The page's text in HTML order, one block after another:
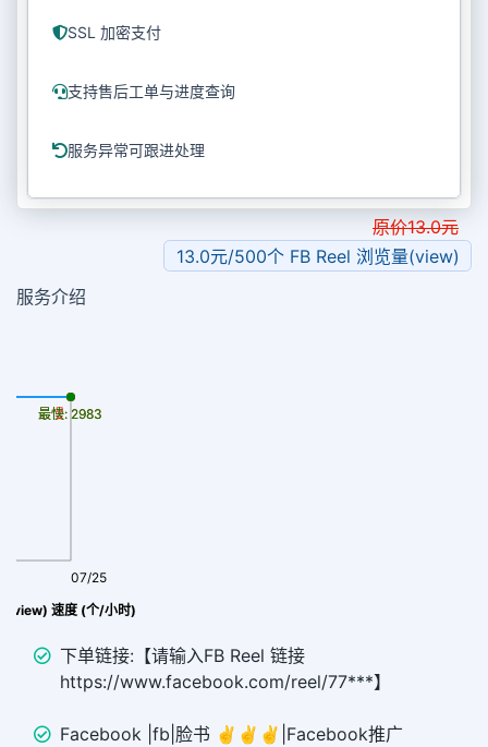
SSL 加密支付
支持售后工单与进度查询
服务异常可跟进处理
原价13.0元
13.0元/500个 FB Reel 浏览量(view)
服务介绍
(view) 速度 (个/小时)
07/25
最慢: 2983
最快: 2983
下单链接:【请输入FB Reel 链接
https://www.facebook.com/reel/77***】
Facebook |fb|脸书 ✌️✌️✌️|Facebook推广